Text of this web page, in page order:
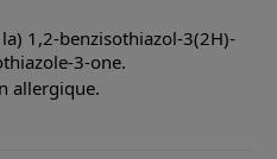
1,2-benzisothiazol-3(2H)-
3-one.
allergique.